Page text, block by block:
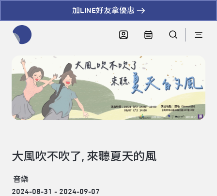
加LINE好友拿優惠
大風吹不吹了, 來聽夏天的風
音樂
2024-08-31 - 2024-09-07